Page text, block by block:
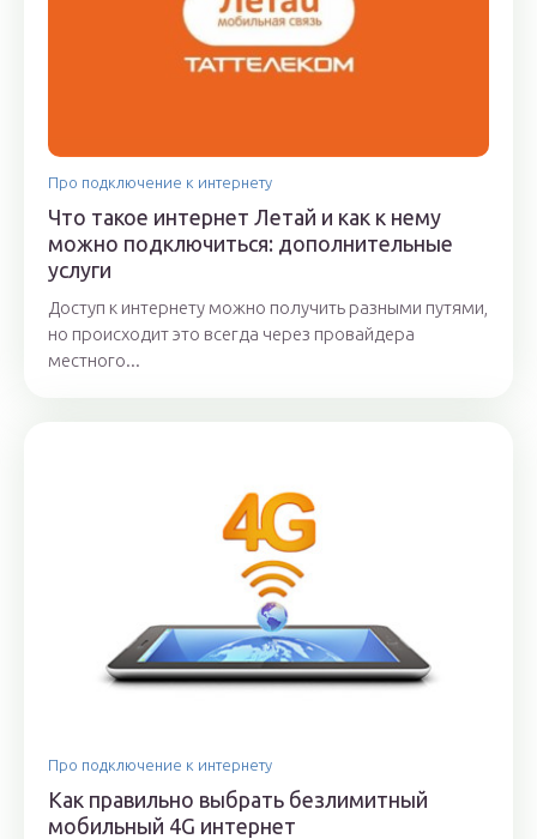
Про подключение к интернету
Что такое интернет Летай и как к нему
можно подключиться: дополнительные
услуги
Доступ к интернету можно получить разными путями,
но происходит это всегда через провайдера
местного...
Про подключение к интернету
Как правильно выбрать безлимитный
мобильный 4G интернет